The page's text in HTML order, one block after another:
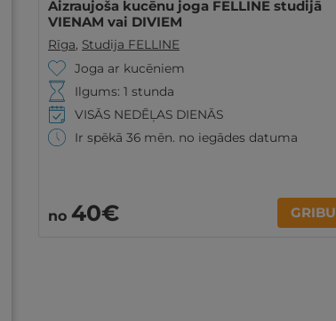
Aizraujoša kucēnu joga FELLINE studijā
VIENAM vai DIVIEM
Rīga, Studija FELLINE
Joga ar kucēniem
Ilgums: 1 stunda
VISĀS NEDĒĻAS DIENĀS
Ir spēkā 36 mēn. no iegādes datuma
no 40€ GRIBU